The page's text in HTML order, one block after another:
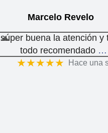
Marcelo Revelo
súper buena la atención y
todo recomendado …
★★★★★ Hace una